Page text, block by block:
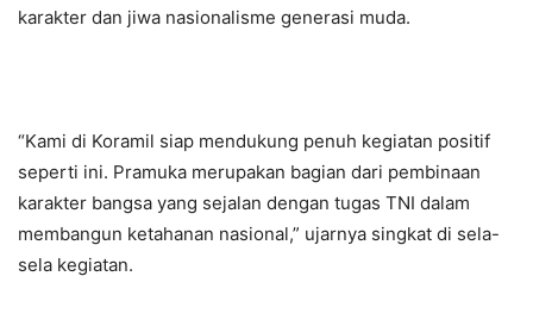
karakter dan jiwa nasionalisme generasi muda.
“Kami di Koramil siap mendukung penuh kegiatan positif
seperti ini. Pramuka merupakan bagian dari pembinaan
karakter bangsa yang sejalan dengan tugas TNI dalam
membangun ketahanan nasional,” ujarnya singkat di sela-
sela kegiatan.